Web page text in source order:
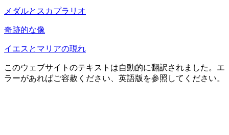
メダルとスカプラリオ
奇跡的な像
イエスとマリアの現れ
このウェブサイトのテキストは自動的に翻訳されました。エ
ラーがあればご容赦ください、英語版を参照してください。